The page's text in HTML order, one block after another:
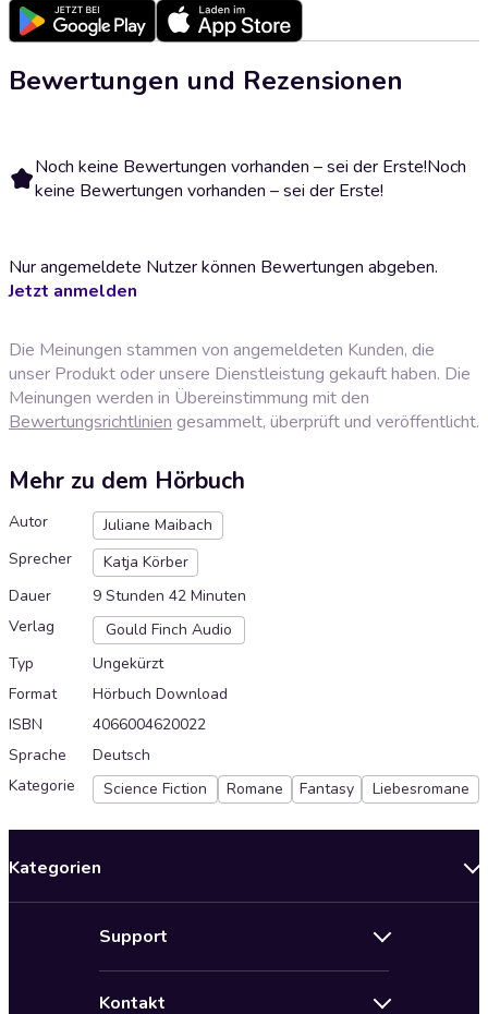
Bewertungen und Rezensionen
Noch keine Bewertungen vorhanden – sei der Erste!Noch
keine Bewertungen vorhanden – sei der Erste!
Nur angemeldete Nutzer können Bewertungen abgeben.
Jetzt anmelden
Die Meinungen stammen von angemeldeten Kunden, die
unser Produkt oder unsere Dienstleistung gekauft haben. Die
Meinungen werden in Übereinstimmung mit den
Bewertungsrichtlinien gesammelt, überprüft und veröffentlicht.
Mehr zu dem Hörbuch
Autor
Juliane Maibach
Sprecher
Katja Körber
Dauer
9 Stunden 42 Minuten
Verlag
Gould Finch Audio
Typ
Ungekürzt
Format
Hörbuch Download
ISBN
4066004620022
Sprache
Deutsch
Kategorie
Science Fiction Romane Fantasy Liebesromane
Kategorien
Support
Kontakt